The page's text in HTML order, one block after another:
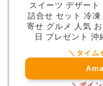
スイーツ デザー
詰合せ セット 冷凍
寄せ グルメ 人気
日 プレゼント